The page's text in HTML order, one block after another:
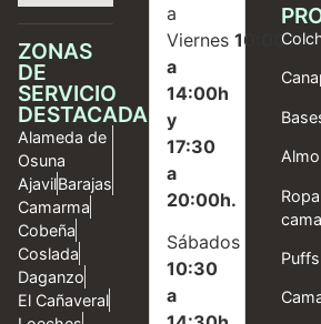
ZONAS
DE
SERVICIO
DESTACADAS
Alameda de
Osuna
AjavilBarajas
Camarma
Cobeña
Coslada
Daganzo
El Cañaveral
a
Viernes10:00
a
14:00h
y
17:30
a
20:00h.
Sábados
10:30
a
cama
Puffs